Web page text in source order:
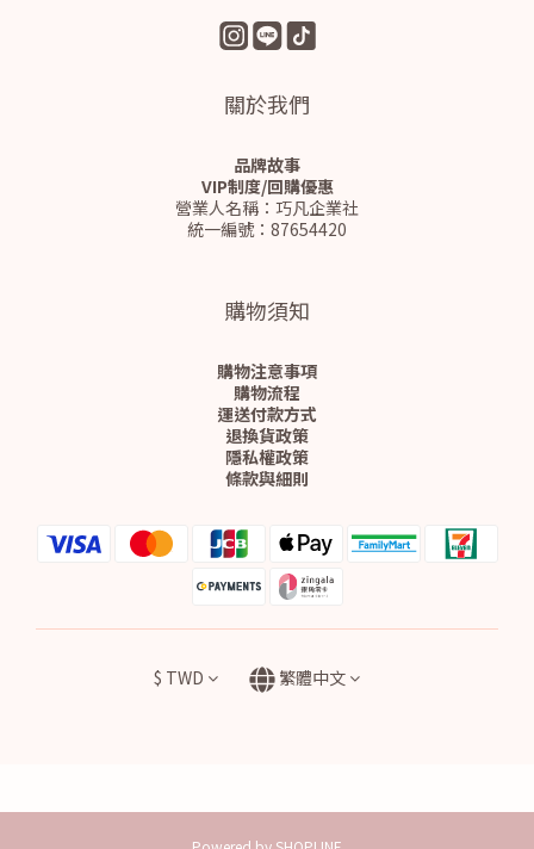
關於我們
品牌故事
VIP制度/回購優惠
營業人名稱：巧凡企業社
統一編號：87654420
購物須知
購物注意事項
購物流程
運送付款方式
退換貨政策
隱私權政策
條款與細則
$ TWD 繁體中文